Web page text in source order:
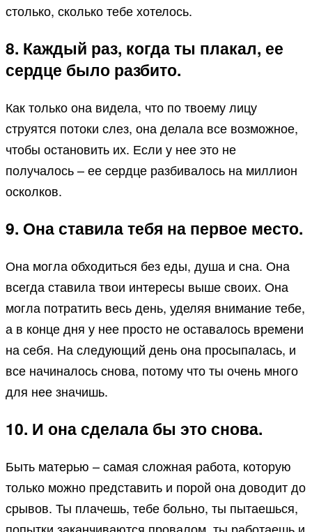
столько, сколько тебе хотелось.
8. Каждый раз, когда ты плакал, ее
сердце было разбито.
Как только она видела, что по твоему лицу
струятся потоки слез, она делала все возможное,
чтобы остановить их. Если у нее это не
получалось – ее сердце разбивалось на миллион
осколков.
9. Она ставила тебя на первое место.
Она могла обходиться без еды, душа и сна. Она
всегда ставила твои интересы выше своих. Она
могла потратить весь день, уделяя внимание тебе,
а в конце дня у нее просто не оставалось времени
на себя. На следующий день она просыпалась, и
все начиналось снова, потому что ты очень много
для нее значишь.
10. И она сделала бы это снова.
Быть матерью – самая сложная работа, которую
только можно представить и порой она доводит до
срывов. Ты плачешь, тебе больно, ты пытаешься,